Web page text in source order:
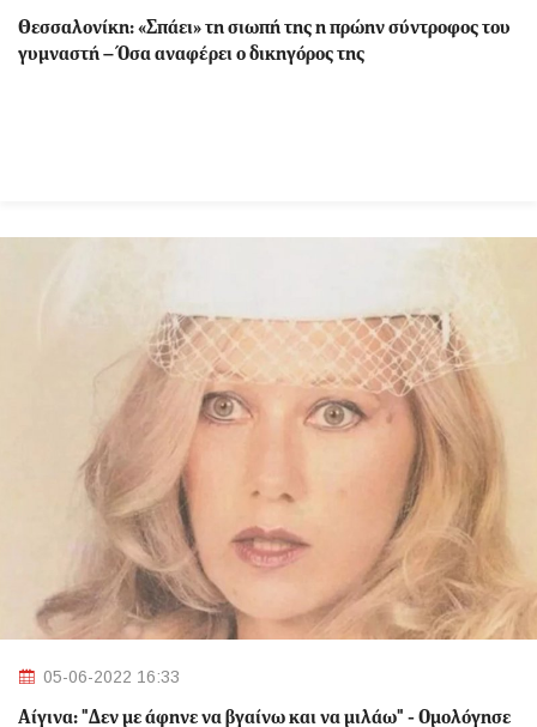
Θεσσαλονίκη: «Σπάει» τη σιωπή της η πρώην σύντροφος του
γυμναστή – Όσα αναφέρει ο δικηγόρος της
05-06-2022 16:33
Αίγινα: "Δεν με άφηνε να βγαίνω και να μιλάω" - Ομολόγησε